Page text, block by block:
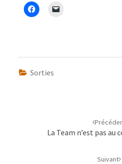
Sorties
La Team n’est pas
Suivant